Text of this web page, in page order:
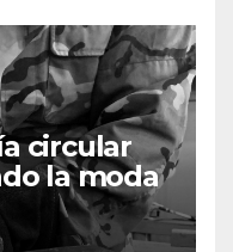
circular
la moda